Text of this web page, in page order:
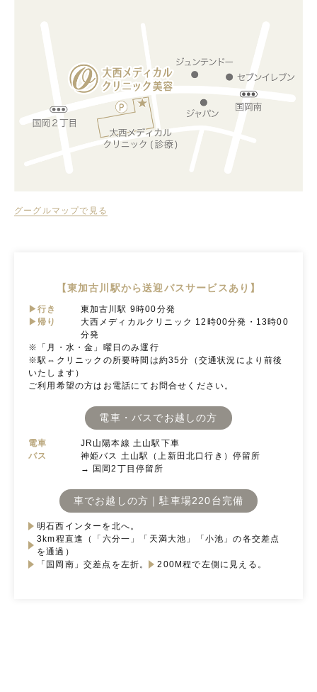
グーグルマップで見る
【東加古川駅から送迎バスサービスあり】
▶行き
東加古川駅 9時00分発
▶帰り
大西メディカルクリニック 12時00分発・13時00
分発
※「月・水・金」曜日のみ運行
※駅⇔クリニックの所要時間は約35分（交通状況により前後
いたします）
ご利用希望の方はお電話にてお問合せください。
電車・バスでお越しの方
電車
JR山陽本線 土山駅下車
バス
神姫バス 土山駅（上新田北口行き）停留所
→ 国岡2丁目停留所
車でお越しの方｜駐車場220台完備
明石西インターを北へ。
3km程直進（「六分一」「天満大池」「小池」の各交差点
を通過）
「国岡南」交差点を左折。
200M程で左側に見える。